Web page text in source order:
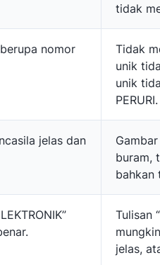
tidak
nomor
Tidak
unik
unik
PERURI.
jelas dan
buram,
bahkan
Tulisan
jelas,